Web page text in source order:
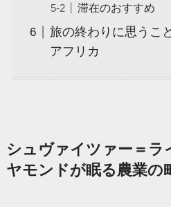
滞在のおすすめ
旅の終わりに思うこ
アフリカ
シュヴァイツァー＝ラ
ヤモンドが眠る農業の